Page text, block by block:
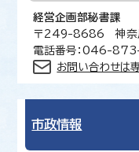
経営企画部秘書課
〒249-8686 神奈
電話番号：046-873-
お問い合わせは
市政情報